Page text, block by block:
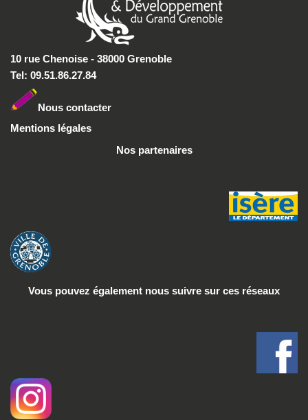
10 rue Chenoise - 38000 Grenoble
Tel: 09.51.86.27.84
Nous contacter
Mentions légales
Nos partenaires
Vous pouvez également nous suivre sur ces réseaux